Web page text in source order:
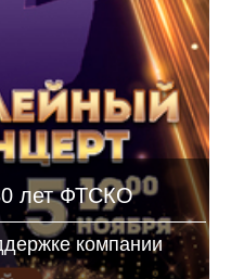
лет ФТСКО
компании